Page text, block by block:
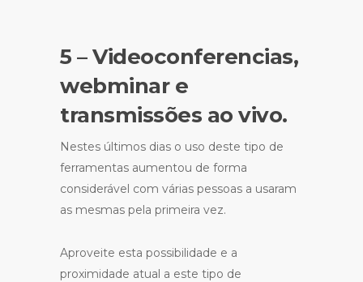
5 – Videoconferencias,
webminar e
transmissões ao vivo.
Nestes últimos dias o uso deste tipo de
ferramentas aumentou de forma
considerável com várias pessoas a usaram
as mesmas pela primeira vez.
Aproveite esta possibilidade e a
proximidade atual a este tipo de